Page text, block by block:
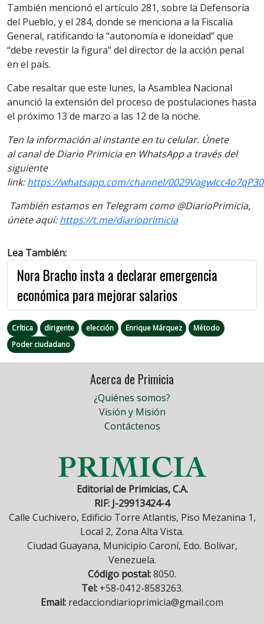
También mencionó el artículo 281, sobre la Defensoría
del Pueblo, y el 284, donde se menciona a la Fiscalía
General, ratificando la “autonomía e idoneidad” que
“debe revestir la figura” del director de la acción penal
en el país.
Cabe resaltar que este lunes, la Asamblea Nacional
anunció la extensión del proceso de postulaciones hasta
el próximo 13 de marzo a las 12 de la noche.
Ten la información al instante en tu celular. Únete
al canal de Diario Primicia en WhatsApp a través del
siguiente
link:https://whatsapp.com/channel/
También estamos en Telegram como @DiarioPrimicia,
únete aquí:https://t.me/diarioprimicia
Lea También:
Nora Bracho insta a declarar emergencia
económica para mejorar salarios
Crítica dirigente elección Enrique Márquez
Método
Poder ciudadano
Acerca de Primicia
¿Quiénes somos?
Visión y Misión
Contáctenos
Editorial de Primicias, C.A.
RIF: J-29913424-4
Calle Cuchivero, Edificio Torre Atlantis, Piso Mezanina 1,
Local 2, Zona Alta Vista.
Ciudad Guayana, Municipio Caroní, Edo. Bolívar,
Venezuela.
Código postal:8050.
Tel:+58-0412-8583263.
Email: redacciondiarioprimicia@gmail.com